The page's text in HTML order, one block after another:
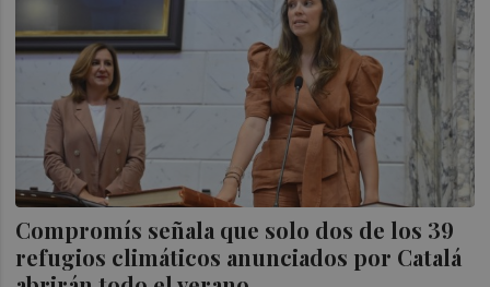
Compromís señala que solo dos de los 39
refugios climáticos anunciados por Catalá